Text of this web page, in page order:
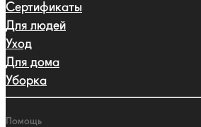
Сертификаты
Для людей
Уход
Для дома
Уборка
Помощь